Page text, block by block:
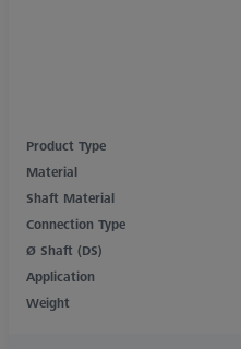
Product Type
Material
Shaft Material
Connection Type
Ø Shaft (DS)
Application
Weight